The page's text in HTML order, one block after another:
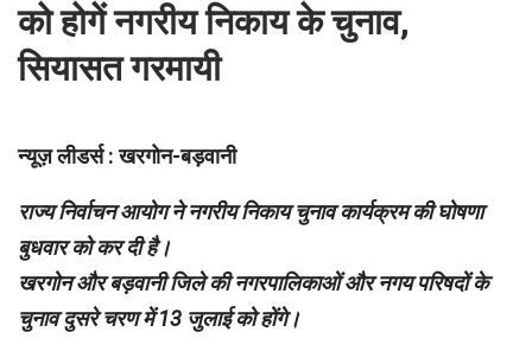
को होगें नगरीय निकाय के चुनाव,
सियासत गरमायी
न्यूज़ लीडर्स : खरगोन-बड़वानी
राज्य निर्वाचन आयोग ने नगरीय निकाय चुनाव कार्यक्रम की घोषणा
बुधवार को कर दी है।
खरगोन और बड़वानी जिले की नगरपालिकाओं और नगय परिषदों के
चुनाव दुसरे चरण में 13 जुलाई को होंगे।